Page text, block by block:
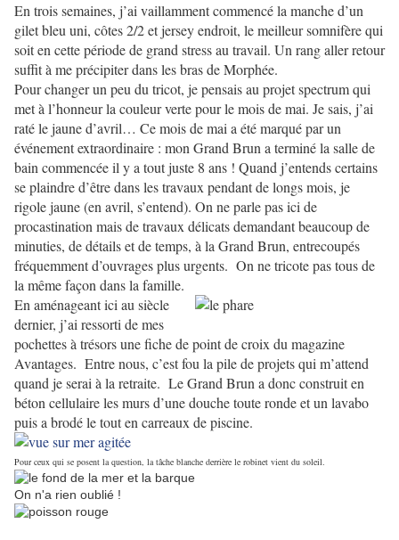
En trois semaines, j’ai vaillamment commencé la manche d’un
gilet bleu uni, côtes 2/2 et jersey endroit, le meilleur somnifère qui
soit en cette période de grand stress au travail. Un rang aller retour
suffit à me précipiter dans les bras de Morphée.
Pour changer un peu du tricot, je pensais au projet spectrum qui
met à l’honneur la couleur verte pour le mois de mai. Je sais, j’ai
raté le jaune d’avril… Ce mois de mai a été marqué par un
événement extraordinaire : mon Grand Brun a terminé la salle de
bain commencée il y a tout juste 8 ans ! Quand j’entends certains
se plaindre d’être dans les travaux pendant de longs mois, je
rigole jaune (en avril, s’entend). On ne parle pas ici de
procastination mais de travaux délicats demandant beaucoup de
minuties, de détails et de temps, à la Grand Brun, entrecoupés
fréquemment d’ouvrages plus urgents. On ne tricote pas tous de
la même façon dans la famille.
En aménageant ici au siècle
dernier, j’ai ressorti de mes
pochettes à trésors une fiche de point de croix du magazine
Avantages. Entre nous, c’est fou la pile de projets qui m’attend
quand je serai à la retraite. Le Grand Brun a donc construit en
béton cellulaire les murs d’une douche toute ronde et un lavabo
puis a brodé le tout en carreaux de piscine.
Pour ceux qui se posent la question, la tâche blanche derrière le robinet vient du soleil.
On n'a rien oublié !